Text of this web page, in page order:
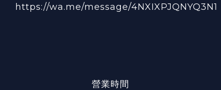
https://wa.me/message/4NXIXPJQNYQ3N1
營業時間